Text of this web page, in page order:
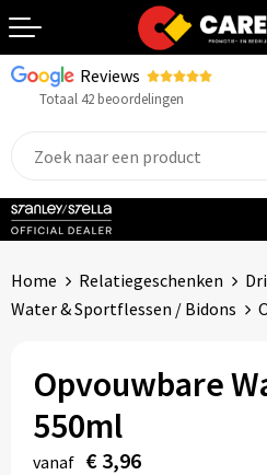
Reviews
Totaal 42 beoordelingen
Terug
Sportkleding
Handdoeken & Dekens
Kinderkleding
Home Relatiegeschenken
Water & Sportflessen / Bidons
Opvouwbare
550ml
vanaf € 3,96